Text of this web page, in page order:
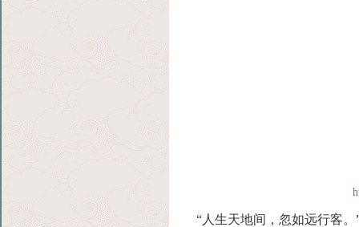
“人生天地间，忽如远行客。